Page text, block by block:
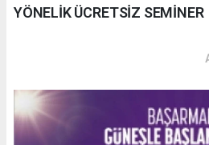
YÖNELİK ÜCRETSİZ SEMİNER